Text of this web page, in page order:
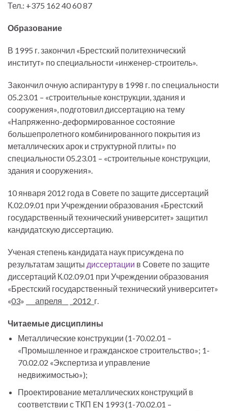
Тел.: +375 162 40 60 87
Образование
В 1995 г. закончил «Брестский политехнический
институт» по специальности «инженер-строитель».
Закончил очную аспирантуру в 1998 г. по специальности
05.23.01 – «строительные конструкции, здания и
сооружения», подготовил диссертацию на тему
«Напряженно-деформированное состояние
большепролетного комбинированного покрытия из
металлических арок и структурной плиты» по
специальности 05.23.01 – «строительные конструкции,
здания и сооружения».
10 января 2012 года в Совете по защите диссертаций
К.02.09.01 при Учреждении образования «Брестский
государственный технический университет» защитил
кандидатскую диссертацию.
Ученая степень кандидата наук присуждена по
результатам защиты диссертации в Совете по защите
диссертаций К.02.09.01 при Учреждении образования
«Брестский государственный технический университет»
«03» ___ апреля 2012 _г.
Читаемые дисциплины
Металлические конструкции (1-70.02.01 –
«Промышленное и гражданское строительство»; 1-
70.02.02 «Экспертиза и управление
недвижимостью»);
Проектирование металлических конструкций в
соответствии с ТКП EN 1993 (1-70.02.01 –